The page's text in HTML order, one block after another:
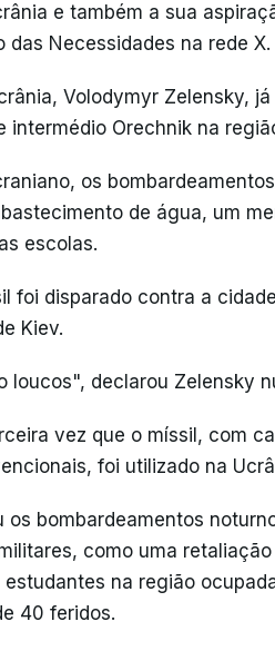
e também a sua
das Necessidades na rede X.
Volodymyr Zelensky,
intermédio Orechnik na
os
de água, um
escolas.
foi disparado contra a
Kiev.
loucos", declarou Zelensky
vez que o míssil, com
foi utilizado na
os bombardeamentos
como uma
na região
40 feridos.